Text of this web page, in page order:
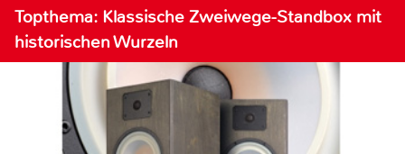
Topthema: Klassische Zweiwege-Standbox mit
historischen Wurzeln